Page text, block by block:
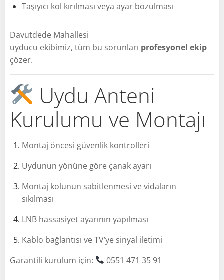
Taşıyıcı kol kırılması veya ayar bozulması
Davutdede Mahallesi
uyducu ekibimiz, tüm bu sorunları profesyonel ekip
çözer.
Uydu Anteni
Kurulumu ve Montajı
Montaj öncesi güvenlik kontrolleri
Uydunun yönüne göre çanak ayarı
Montaj kolunun sabitlenmesi ve vidaların
sıkılması
LNB hassasiyet ayarının yapılması
Kablo bağlantısı ve TV’ye sinyal iletimi
Garantili kurulum için:
0551 471 35 91